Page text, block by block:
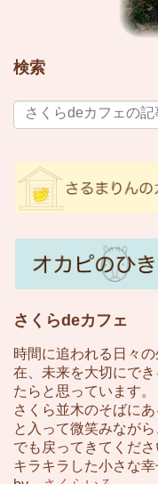
検索
さくらdeカフェ
時間に追われる日々
在、未来を大切にで
たらと思っています。
さくら並木のそばに
と入って微笑みなが
でも戻ってきてくださ
キラキラした小さな